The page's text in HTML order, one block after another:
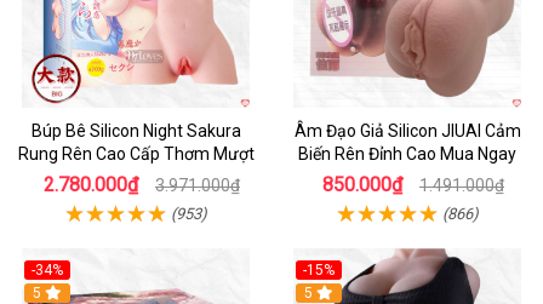
Búp Bê Silicon Night Sakura
Rung Rên Cao Cấp Thơm Mượt
2.780.000₫ 3.971.000₫
(953)
Âm Đạo Giả Silicon JIUAI Cảm
Biến Rên Đỉnh Cao Mua Ngay
850.000₫ 1.491.000₫
(866)
-34%
Hot
5
-15%
5